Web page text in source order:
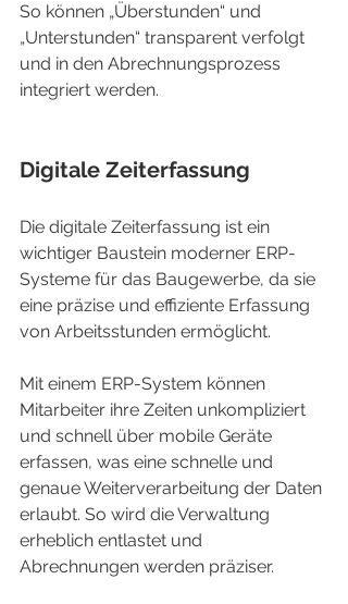
So können „Überstunden“ und
„Unterstunden“ transparent verfolgt
und in den Abrechnungsprozess
integriert werden.
Digitale Zeiterfassung
Die digitale Zeiterfassung ist ein
wichtiger Baustein moderner ERP-
Systeme für das Baugewerbe, da sie
eine präzise und effiziente Erfassung
von Arbeitsstunden ermöglicht.
Mit einem ERP-System können
Mitarbeiter ihre Zeiten unkompliziert
und schnell über mobile Geräte
erfassen, was eine schnelle und
genaue Weiterverarbeitung der Daten
erlaubt. So wird die Verwaltung
erheblich entlastet und
Abrechnungen werden präziser.